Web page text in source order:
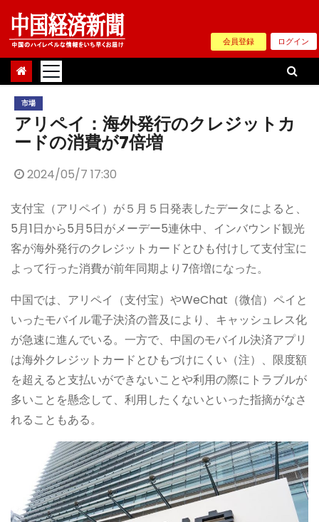
Skip
content
会員登録 ログイン
市場
アリペイ：海外発行のクレジットカ
ードの消費が7倍増
2024/05/7 17:30
支付宝（アリペイ）が５月５日発表したデータによると、
5月1日から5月5日がメーデー5連休中、インバウンド観光
客が海外発行のクレジットカードとひも付けして支付宝に
よって行った消費が前年同期より7倍増になった。
中国では、アリペイ（支付宝）やWeChat（微信）ペイと
いったモバイル電子決済の普及により、キャッシュレス化
が急速に進んでいる。一方で、中国のモバイル決済アプリ
は海外クレジットカードとひもづけにくい（注）、限度額
を超えると支払いができないことや利用の際にトラブルが
多いことを懸念して、利用したくないといった指摘がなさ
れることもある。